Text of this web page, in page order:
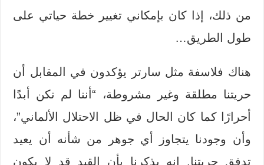
من ذلك، إذا كان بإمكاني تغيير خطة حياتي على
طول الطريق…
هناك فلاسفة مثل سارتر يؤكدون في المقابل أن
حريتنا مطلقة وغير مشروطة، “أننا لم نكن أبدًا
أحرارًا كما كان الحال في ظل الاحتلال الألماني”،
وأن وجودنا يتجاوز أي جوهر من شأنه أن يعيد
تدفق حريتنا. إنه يذكرنا بأن القيد قد لا يكون